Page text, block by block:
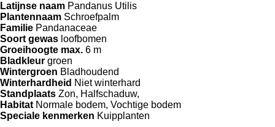
Latijnse naam Pandanus Utilis
Plantennaam Schroefpalm
Familie Pandanaceae
Soort gewas loofbomen
Groeihoogte max. 6 m
Bladkleur groen
Wintergroen Bladhoudend
Winterhardheid Niet winterhard
Standplaats Zon, Halfschaduw,
Habitat Normale bodem, Vochtige bodem
Speciale kenmerken Kuipplanten